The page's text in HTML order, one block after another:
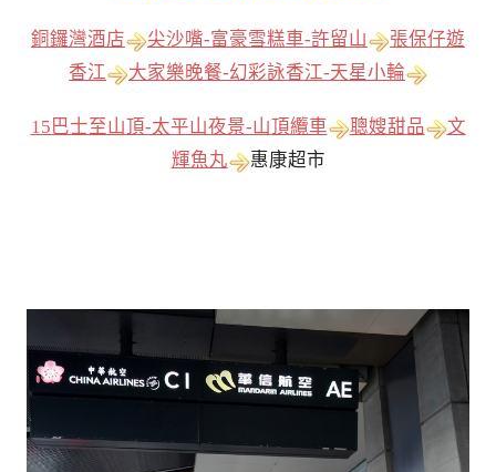
銅鑼灣酒店 尖沙嘴-富豪雪糕車-許留山
張保仔遊
香江
大家樂晚餐-幻彩詠香江-天星小輪
15巴士至山頂-太平山夜景-山頂纜車 聰嫂甜品
文
輝魚丸
惠康超市